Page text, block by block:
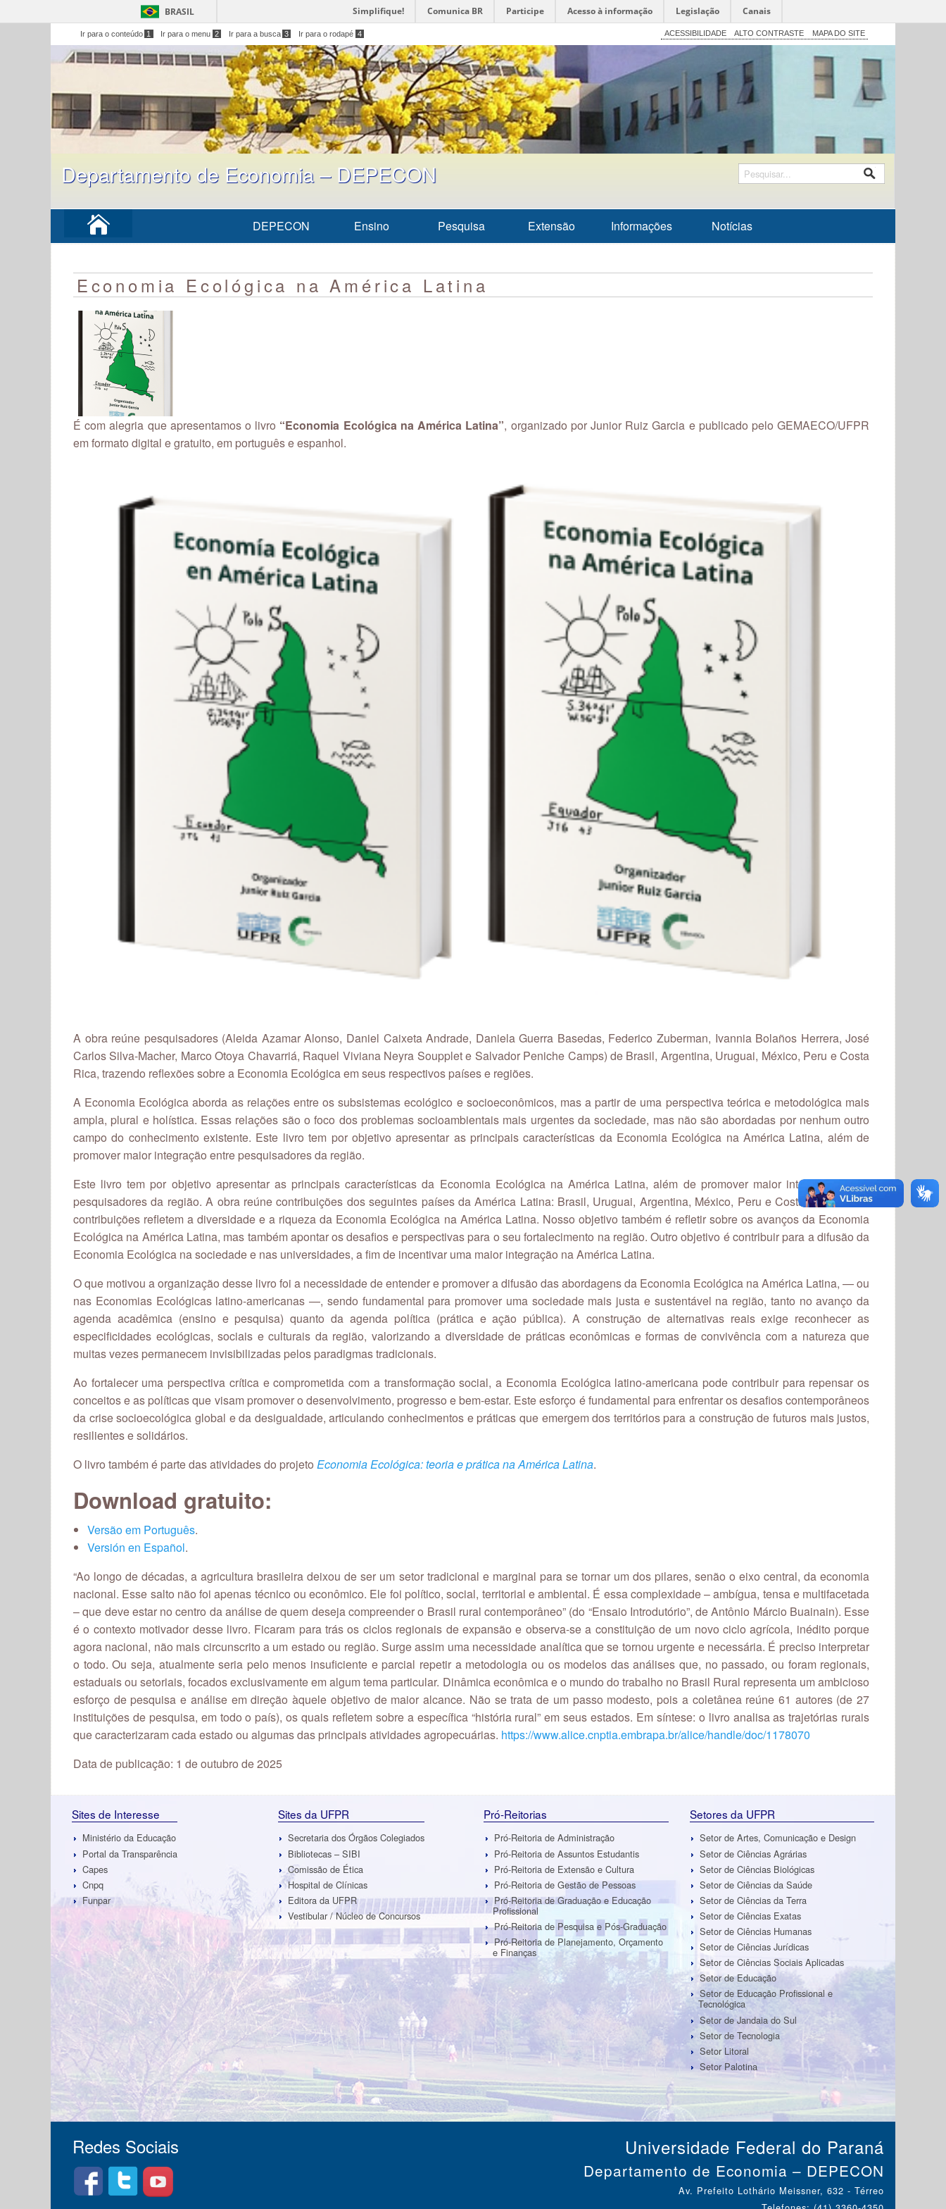
BRASIL Simplifique! Comunica BR Participe Acesso à informação Legislação Canais
Ir para o conteúdo 1 Ir para o menu 2 Ir para a busca 3 Ir para o rodapé 4 ACESSIBILIDADE ALTO CONTRASTE MAPA DO SITE
Departamento de Economia – DEPECON
DEPECON Ensino Pesquisa Extensão Informações Notícias
Economia Ecológica na América Latina
É com alegria que apresentamos o livro “Economia Ecológica na América Latina”, organizado por Junior Ruiz Garcia e publicado pelo GEMAECO/UFPR
em formato digital e gratuito, em português e espanhol.
A obra reúne pesquisadores (Aleida Azamar Alonso, Daniel Caixeta Andrade, Daniela Guerra Basedas, Federico Zuberman, Ivannia Bolaños Herrera, José
Carlos Silva-Macher, Marco Otoya Chavarriá, Raquel Viviana Neyra Soupplet e Salvador Peniche Camps) de Brasil, Argentina, Uruguai, México, Peru e Costa
Rica, trazendo reflexões sobre a Economia Ecológica em seus respectivos países e regiões.
A Economia Ecológica aborda as relações entre os subsistemas ecológico e socioeconômicos, mas a partir de uma perspectiva teórica e metodológica mais
ampla, plural e holística. Essas relações são o foco dos problemas socioambientais mais urgentes da sociedade, mas não são abordadas por nenhum outro
campo do conhecimento existente. Este livro tem por objetivo apresentar as principais características da Economia Ecológica na América Latina, além de
promover maior integração entre pesquisadores da região.
Este livro tem por objetivo apresentar as principais características da Economia Ecológica na América Latina, além de promover maior integração entre
pesquisadores da região. A obra reúne contribuições dos seguintes países da América Latina: Brasil, Uruguai, Argentina, México, Peru e Costa Rica. Essas
contribuições refletem a diversidade e a riqueza da Economia Ecológica na América Latina. Nosso objetivo também é refletir sobre os avanços da Economia
Ecológica na América Latina, mas também apontar os desafios e perspectivas para o seu fortalecimento na região. Outro objetivo é contribuir para a difusão da
Economia Ecológica na sociedade e nas universidades, a fim de incentivar uma maior integração na América Latina.
O que motivou a organização desse livro foi a necessidade de entender e promover a difusão das abordagens da Economia Ecológica na América Latina, — ou
nas Economias Ecológicas latino-americanas —, sendo fundamental para promover uma sociedade mais justa e sustentável na região, tanto no avanço da
agenda acadêmica (ensino e pesquisa) quanto da agenda política (prática e ação pública). A construção de alternativas reais exige reconhecer as
especificidades ecológicas, sociais e culturais da região, valorizando a diversidade de práticas econômicas e formas de convivência com a natureza que
muitas vezes permanecem invisibilizadas pelos paradigmas tradicionais.
Ao fortalecer uma perspectiva crítica e comprometida com a transformação social, a Economia Ecológica latino-americana pode contribuir para repensar os
conceitos e as políticas que visam promover o desenvolvimento, progresso e bem-estar. Este esforço é fundamental para enfrentar os desafios contemporâneos
da crise socioecológica global e da desigualdade, articulando conhecimentos e práticas que emergem dos territórios para a construção de futuros mais justos,
resilientes e solidários.
O livro também é parte das atividades do projeto Economia Ecológica: teoria e prática na América Latina.
Download gratuito:
Versão em Português.
Versión en Español.
“Ao longo de décadas, a agricultura brasileira deixou de ser um setor tradicional e marginal para se tornar um dos pilares, senão o eixo central, da economia
nacional. Esse salto não foi apenas técnico ou econômico. Ele foi político, social, territorial e ambiental. É essa complexidade – ambígua, tensa e multifacetada
– que deve estar no centro da análise de quem deseja compreender o Brasil rural contemporâneo” (do “Ensaio Introdutório”, de Antônio Márcio Buainain). Esse
é o contexto motivador desse livro. Ficaram para trás os ciclos regionais de expansão e observa-se a constituição de um novo ciclo agrícola, inédito porque
agora nacional, não mais circunscrito a um estado ou região. Surge assim uma necessidade analítica que se tornou urgente e necessária. É preciso interpretar
o todo. Ou seja, atualmente seria pelo menos insuficiente e parcial repetir a metodologia ou os modelos das análises que, no passado, ou foram regionais,
estaduais ou setoriais, focados exclusivamente em algum tema particular. Dinâmica econômica e o mundo do trabalho no Brasil Rural representa um ambicioso
esforço de pesquisa e análise em direção àquele objetivo de maior alcance. Não se trata de um passo modesto, pois a coletânea reúne 61 autores (de 27
instituições de pesquisa, em todo o país), os quais refletem sobre a específica “história rural” em seus estados. Em síntese: o livro analisa as trajetórias rurais
que caracterizaram cada estado ou algumas das principais atividades agropecuárias. https://www.alice.cnptia.embrapa.br/alice/handle/doc/1178070
Data de publicação: 1 de outubro de 2025
Sites de Interesse
Ministério da Educação
Portal da Transparência
Capes
Cnpq
Funpar
Sites da UFPR
Secretaria dos Órgãos Colegiados
Bibliotecas – SIBI
Comissão de Ética
Hospital de Clínicas
Editora da UFPR
Vestibular / Núcleo de Concursos
Pró-Reitorias
Pró-Reitoria de Administração
Pró-Reitoria de Assuntos Estudantis
Pró-Reitoria de Extensão e Cultura
Pró-Reitoria de Gestão de Pessoas
Pró-Reitoria de Graduação e Educação
Profissional
Pró-Reitoria de Pesquisa e Pós-Graduação
Pró-Reitoria de Planejamento, Orçamento
e Finanças
Setores da UFPR
Setor de Artes, Comunicação e Design
Setor de Ciências Agrárias
Setor de Ciências Biológicas
Setor de Ciências da Saúde
Setor de Ciências da Terra
Setor de Ciências Exatas
Setor de Ciências Humanas
Setor de Ciências Jurídicas
Setor de Ciências Sociais Aplicadas
Setor de Educação
Setor de Educação Profissional e
Tecnológica
Setor de Jandaia do Sul
Setor de Tecnologia
Setor Litoral
Setor Palotina
Redes Sociais Universidade Federal do Paraná
Departamento de Economia – DEPECON
Av. Prefeito Lothário Meissner, 632 - Térreo